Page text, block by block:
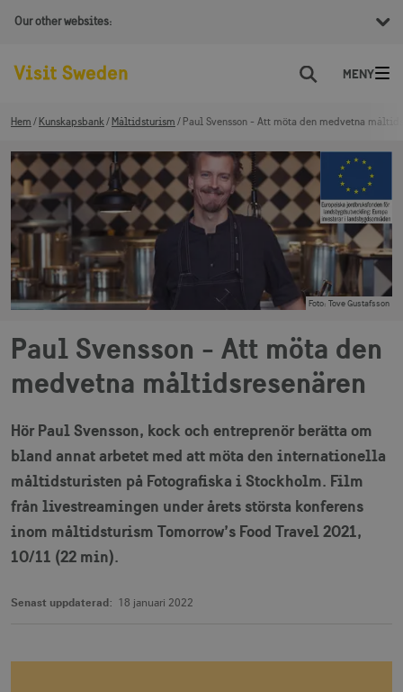
Our other websites:
Sök
Hem Kunskapsbank Måltidsturism Paul Svensson - Att möta den medvetna
Foto: Tove Gustafsson
Paul Svensson - Att möta den
medvetna måltidsresenären
Hör Paul Svensson, kock och entreprenör berätta om
bland annat arbetet med att möta den internationella
måltidsturisten på Fotografiska i Stockholm. Film
från livestreamingen under årets största konferens
inom måltidsturism Tomorrow’s Food Travel 2021,
10/11 (22 min).
Senast uppdaterad: 18 januari 2022